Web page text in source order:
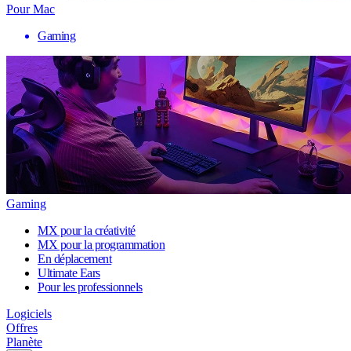
Pour Mac
Gaming
Gaming
MX pour la créativité
MX pour la programmation
En déplacement
Ultimate Ears
Pour les professionnels
Logiciels
Offres
Planète